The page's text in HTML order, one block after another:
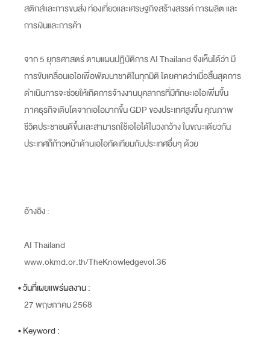
สติกส์และการขนส่ง ท่องเที่ยวและเศรษฐกิจสร้างสรรค์ การผลิต และ
การเงินและการค้า
จาก 5 ยุทธศาสตร์ ตามแผนปฏิบัติการ AI Thailand จึงเห็นได้ว่า มี
การขับเคลื่อนเอไอเพื่อพัฒนาชาติในทุกมิติ โดยคาดว่าเมื่อสิ้นสุดการ
ดำเนินการจะช่วยให้เกิดการจ้างงานบุคลากรที่มีทักษะเอไอเพิ่มขึ้น
ภาคธุรกิจเติบโตจากเอไอมากขึ้น GDP ของประเทศสูงขึ้น คุณภาพ
ชีวิตประชาชนดีขึ้นและสามารถใช้เอไอได้ในวงกว้าง ในขณะเดียวกัน
ประเทศก็ก้าวหน้าด้านเอไอทัดเทียมกับประเทศอื่นๆ ด้วย
อ้างอิง :
AI Thailand
www.okmd.or.th/TheKnowledgevol.36
• วันที่เผยแพร่ผลงาน :
27 พฤษภาคม 2568
• Keyword :